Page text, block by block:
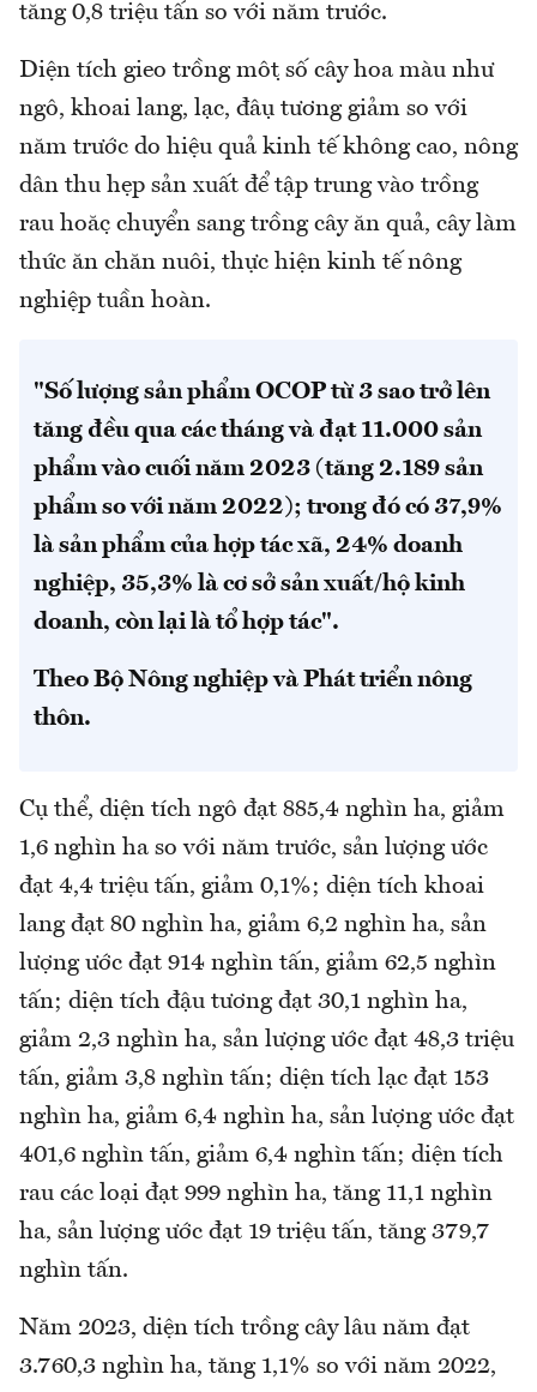
tăng 0,8 triệu tấn so với năm trước.
Diện tích gieo trồng một số cây hoa màu như
ngô, khoai lang, lạc, đậu tương giảm so với
năm trước do hiệu quả kinh tế không cao, nông
dân thu hẹp sản xuất để tập trung vào trồng
rau hoặc chuyển sang trồng cây ăn quả, cây làm
thức ăn chăn nuôi, thực hiện kinh tế nông
nghiệp tuần hoàn.
"Số lượng sản phẩm OCOP từ 3 sao trở lên
tăng đều qua các tháng và đạt 11.000 sản
phẩm vào cuối năm 2023 (tăng 2.189 sản
phẩm so với năm 2022); trong đó có 37,9%
là sản phẩm của hợp tác xã, 24% doanh
nghiệp, 35,3% là cơ sở sản xuất/hộ kinh
doanh, còn lại là tổ hợp tác".
Theo Bộ Nông nghiệp và Phát triển nông
thôn.
Cụ thể, diện tích ngô đạt 885,4 nghìn ha, giảm
1,6 nghìn ha so với năm trước, sản lượng ước
đạt 4,4 triệu tấn, giảm 0,1%; diện tích khoai
lang đạt 80 nghìn ha, giảm 6,2 nghìn ha, sản
lượng ước đạt 914 nghìn tấn, giảm 62,5 nghìn
tấn; diện tích đậu tương đạt 30,1 nghìn ha,
giảm 2,3 nghìn ha, sản lượng ước đạt 48,3 triệu
tấn, giảm 3,8 nghìn tấn; diện tích lạc đạt 153
nghìn ha, giảm 6,4 nghìn ha, sản lượng ước đạt
401,6 nghìn tấn, giảm 6,4 nghìn tấn; diện tích
rau các loại đạt 999 nghìn ha, tăng 11,1 nghìn
ha, sản lượng ước đạt 19 triệu tấn, tăng 379,7
nghìn tấn.
Năm 2023, diện tích trồng cây lâu năm đạt
3.760,3 nghìn ha, tăng 1,1% so với năm 2022,